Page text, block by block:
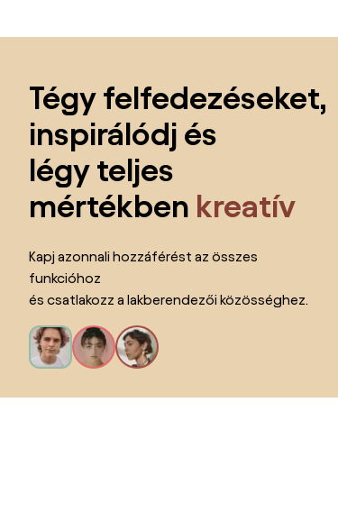
Tégy felfedezéseket,
inspirálódj és
légy teljes
mértékben kreatív
Kapj azonnali hozzáférést az összes
funkcióhoz
és csatlakozz a lakberendezői közösséghez.